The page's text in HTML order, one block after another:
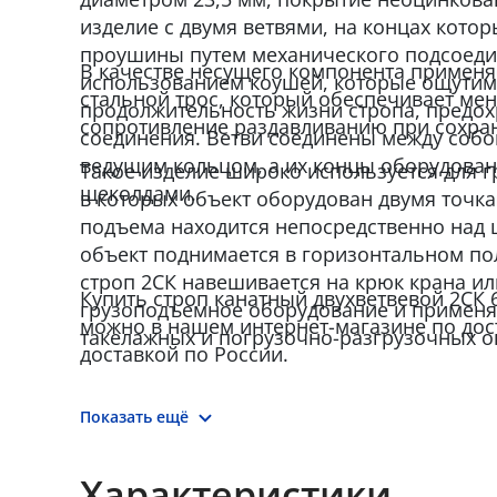
изделие с двумя ветвями, на концах
проушины путем механического
использованием коушей, которые
продолжительность жизни стропа,
соединения. Ветви соединены между
ведущим кольцом, а их концы
щеколдами.
В качестве несущего компонента
стальной трос, который обеспечивает
сопротивление раздавливанию при
Такое изделие широко используется для
в которых объект оборудован двумя
подъема находится непосредственно над
объект поднимается в горизонтальном
строп 2СК навешивается на крюк крана
грузоподъемное оборудование и
такелажных и погрузочно-разгрузочных
Купить строп канатный двухветвевой 2СК
можно в нашем интернет-магазине по
доставкой по России.
Показать ещё